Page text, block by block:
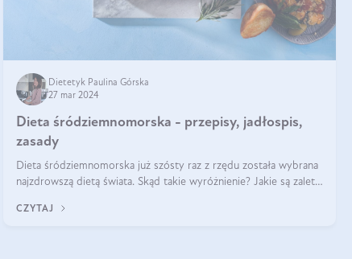
Dietetyk Paulina Górska
27 mar 2024
Dieta śródziemnomorska - przepisy, jadłospis,
zasady
Dieta śródziemnomorska już szósty raz z rzędu została wybrana
najzdrowszą dietą świata. Skąd takie wyróżnienie? Jakie są zalety
Wszystko z
CZYTAJ